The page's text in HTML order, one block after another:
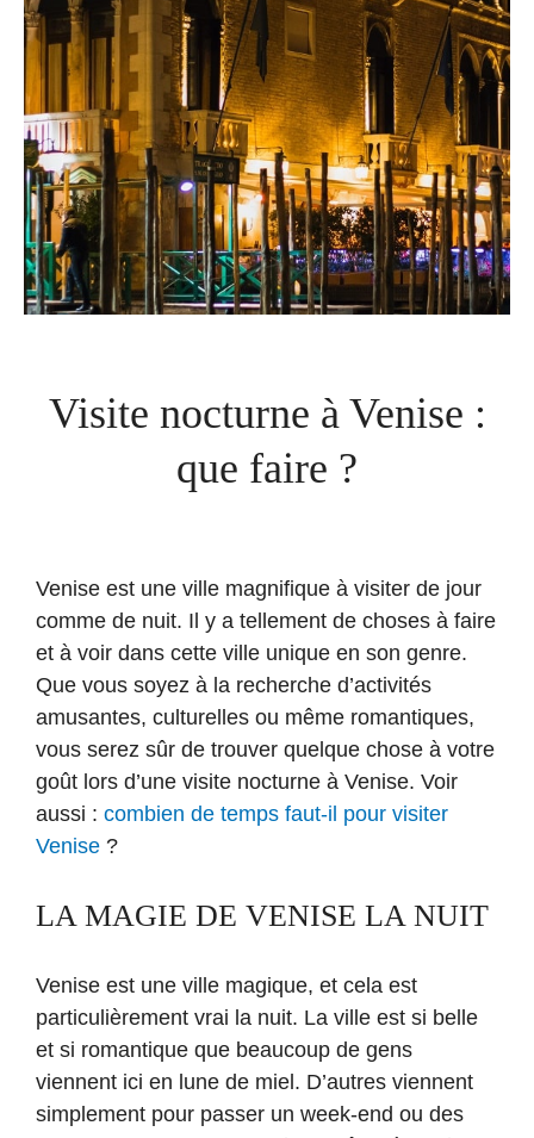
Visite nocturne à Venise :
que faire ?
Venise est une ville magnifique à visiter de jour
comme de nuit. Il y a tellement de choses à faire
et à voir dans cette ville unique en son genre.
Que vous soyez à la recherche d’activités
amusantes, culturelles ou même romantiques,
vous serez sûr de trouver quelque chose à votre
goût lors d’une visite nocturne à Venise. Voir
aussi : combien de temps faut-il pour visiter
Venise ?
LA MAGIE DE VENISE LA NUIT
Venise est une ville magique, et cela est
particulièrement vrai la nuit. La ville est si belle
et si romantique que beaucoup de gens
viennent ici en lune de miel. D’autres viennent
simplement pour passer un week-end ou des